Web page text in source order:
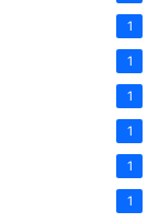
1
1
1
1
1
1